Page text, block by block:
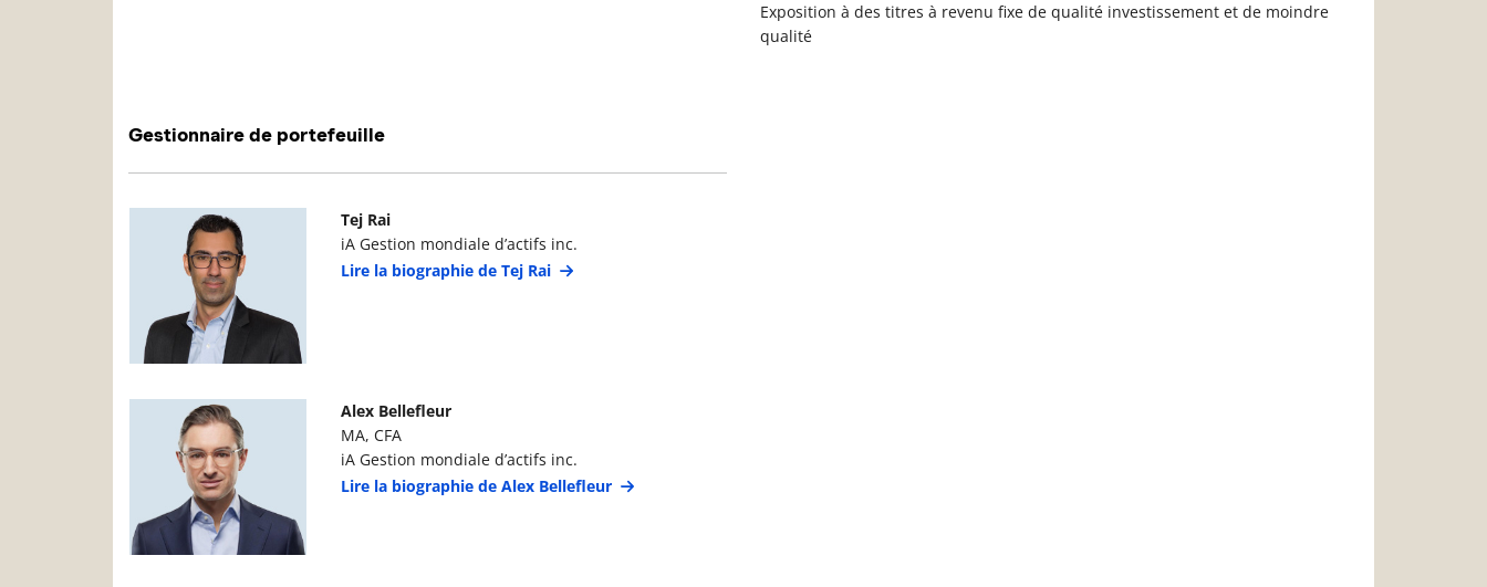
Exposition à des titres à revenu fixe de qualité investissement et de moindre
qualité
Gestionnaire de portefeuille
Photo du gestionnaire de portefeuille
Tej Rai
iA Gestion mondiale d’actifs inc.
Lire la biographie de Tej Rai
Photo du gestionnaire de portefeuille
Alex Bellefleur
MA, CFA
iA Gestion mondiale d’actifs inc.
Lire la biographie de Alex Bellefleur